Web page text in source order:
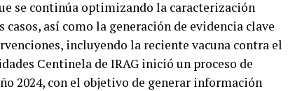
se continúa optimizando la caracterización
así como la generación de evidencia clave
incluyendo la reciente vacuna contra el
Centinela de IRAG inició un proceso de
2024, con el objetivo de generar información